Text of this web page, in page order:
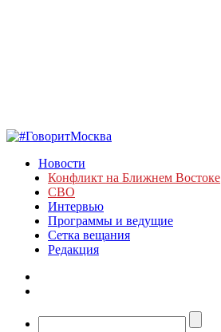
Новости
Конфликт на Ближнем Востоке
СВО
Интервью
Программы и ведущие
Сетка вещания
Редакция